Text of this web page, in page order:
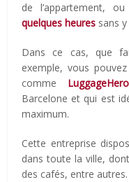
de l’appartement,
quelques heures sans
Dans ce cas, que
exemple, vous
comme LuggageHero
Barcelone et qui est
maximum.
Cette entreprise
dans toute la ville,
des cafés, entre autres.